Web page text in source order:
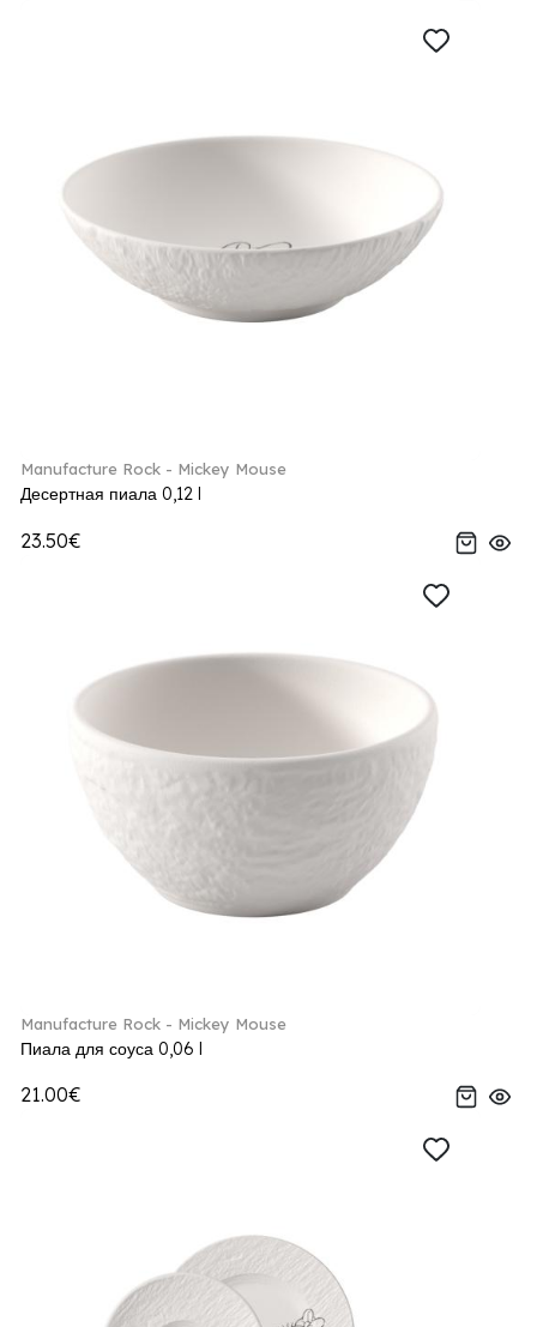
Manufacture Rock - Mickey Mouse
Десертная пиала 0,12 l
23.50€
Manufacture Rock - Mickey Mouse
Пиала для соуса 0,06 l
21.00€